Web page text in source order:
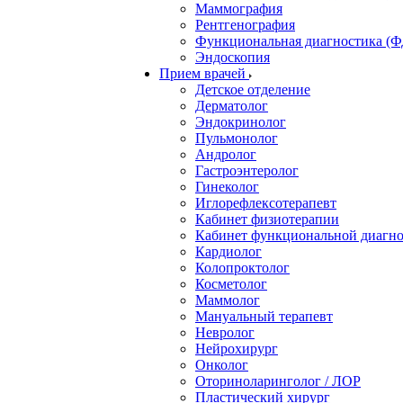
Маммография
Рентгенография
Функциональная диагностика
Эндоскопия
Прием врачей
Детское отделение
Дерматолог
Эндокринолог
Пульмонолог
Андролог
Гастроэнтеролог
Гинеколог
Иглорефлексотерапевт
Кабинет физиотерапии
Кабинет функциональной
Кардиолог
Колопроктолог
Косметолог
Маммолог
Мануальный терапевт
Невролог
Нейрохирург
Онколог
Оториноларинголог / ЛОР
Пластический хирург